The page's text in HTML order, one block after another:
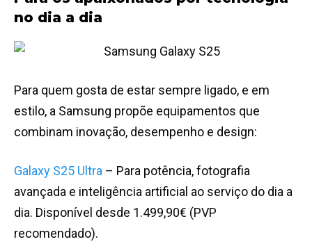
no dia a dia
Para quem gosta de estar sempre ligado, e em
estilo, a Samsung propõe equipamentos que
combinam inovação, desempenho e design:
Galaxy S25 Ultra – Para potência, fotografia
avançada e inteligência artificial ao serviço do dia a
dia. Disponível desde 1.499,90€ (PVP
recomendado).